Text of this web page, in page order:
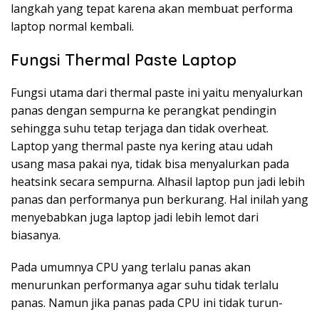
langkah yang tepat karena akan membuat performa
laptop normal kembali.
Fungsi Thermal Paste Laptop
Fungsi utama dari thermal paste ini yaitu menyalurkan
panas dengan sempurna ke perangkat pendingin
sehingga suhu tetap terjaga dan tidak overheat.
Laptop yang thermal paste nya kering atau udah
usang masa pakai nya, tidak bisa menyalurkan pada
heatsink secara sempurna. Alhasil laptop pun jadi lebih
panas dan performanya pun berkurang. Hal inilah yang
menyebabkan juga laptop jadi lebih lemot dari
biasanya.
Pada umumnya CPU yang terlalu panas akan
menurunkan performanya agar suhu tidak terlalu
panas. Namun jika panas pada CPU ini tidak turun-